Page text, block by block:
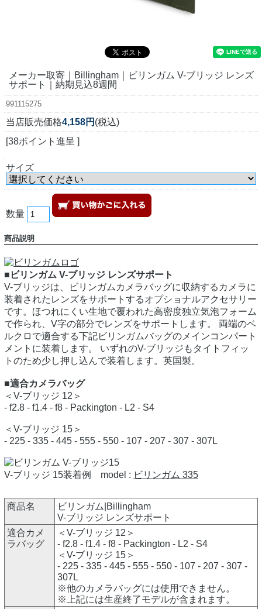
メーカー取寄｜Billingham｜ビリンガム V-ブリッジ レンズ
サポート｜納期見込8週間
991115275
当店販売価格4,158円 (税込)
[38ポイント進呈 ]
サイズ
数量
商品説明
■ビリンガム V-ブリッジ レンズサポート
V-ブリッジは、ビリンガムカメラバッグに収納するカメラに
装着されたレンズをサポートするオプショナルアクセサリー
です。ほつれにくい生地で覆われた高密度独立気泡フォーム
で作られ、V字の部分でレンズをサポートします。 両端のベ
ルクロで適合する下記ビリンガムバッグのメインコンパート
メントに装着します。 いずれのV-ブリッジもタイトフィッ
トのため少し押し込んで装着します。英国製。
■適合カメラバッグ
＜V-ブリッジ 12＞
- f2.8 - f1.4 - f8 - Packington - L2 - S4
＜V-ブリッジ 15＞
- 225 - 335 - 445 - 555 - 550 - 107 - 207 - 307 - 307L
V-ブリッジ 15装着例 model : ビリンガム 335
商品名
ビリンガム|Billingham
V-ブリッジ レンズサポート
適合カメ
ラバッグ
＜V-ブリッジ 12＞
- f2.8 - f1.4 - f8 - Packington - L2 - S4
＜V-ブリッジ 15＞
- 225 - 335 - 445 - 555 - 550 - 107 - 207 - 307 -
307L
※他のカメラバッグには使用できません。
※上記には生産終了モデルが含まれます。